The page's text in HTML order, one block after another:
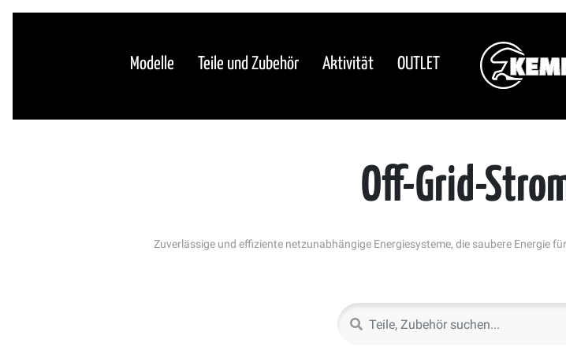
Modelle Teile und Zubehör Aktivität OUTLET
Off-Grid-
Zuverlässige und effiziente netzunabhängige Energiesysteme, die saubere Energie